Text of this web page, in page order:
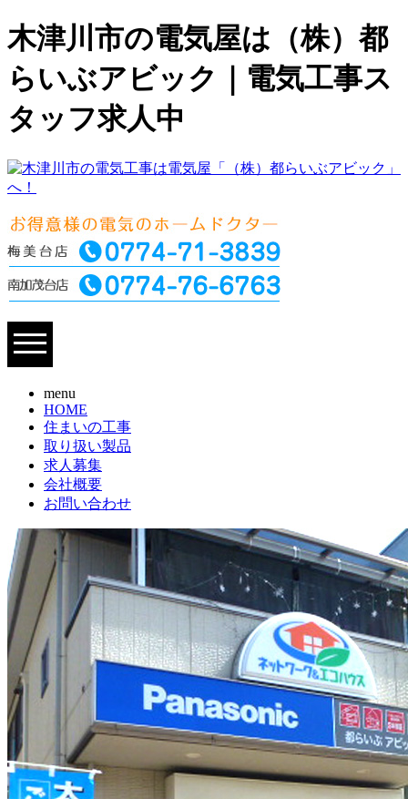
木津川市の電気屋は（株）都
らいぶアビック｜電気工事ス
タッフ求人中
menu
HOME
住まいの工事
取り扱い製品
求人募集
会社概要
お問い合わせ